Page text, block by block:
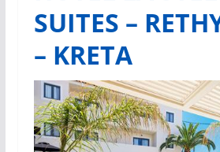
SUITES –
– KRETA